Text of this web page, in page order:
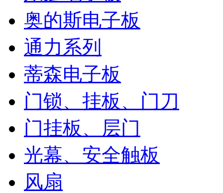
奥的斯电子板
通力系列
蒂森电子板
门锁、挂板、门刀
门挂板、层门
光幕、安全触板
风扇